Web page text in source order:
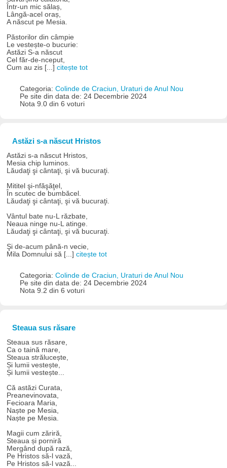
Într-un mic sălaș,
Lângă-acel oraș,
A născut pe Mesia.
Păstorilor din câmpie
Le vestește-o bucurie:
Astăzi S-a născut
Cel făr-de-nceput,
Cum au zis [...]citește tot
Categoria: Colinde de Craciun, Uraturi de Anul Nou
Pe site din data de: 24 Decembrie 2024
Nota 9.0 din 6 voturi
Astăzi s-a născut Hristos
Astăzi s-a născut Hristos,
Mesia chip luminos.
Lăudaţi şi cântaţi, şi vă bucuraţi.
Mititel şi-nfăşăţel,
În scutec de bumbăcel.
Lăudaţi şi cântaţi, şi vă bucuraţi.
Vântul bate nu-L răzbate,
Neaua ninge nu-L atinge.
Lăudaţi şi cântaţi, şi vă bucuraţi.
Şi de-acum până-n vecie,
Mila Domnului să [...]citește tot
Categoria: Colinde de Craciun, Uraturi de Anul Nou
Pe site din data de: 24 Decembrie 2024
Nota 9.2 din 6 voturi
Steaua sus răsare
Steaua sus răsare,
Ca o taină mare,
Steaua strălucește,
Și lumii vestește,
Și lumii vestește...
Că astăzi Curata,
Preanevinovata,
Fecioara Maria,
Naște pe Mesia,
Naște pe Mesia.
Magii cum zăriră,
Steaua și porniră
Mergând după rază,
Pe Hristos să-l vază,
Pe Hristos să-l vază...